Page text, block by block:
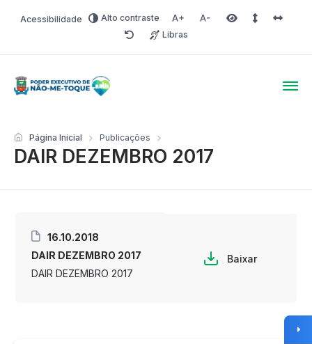
Acessibilidade Alto contraste Aumentar fonte
Diminuir fonteÁrea selecionada
Espaço
RedefinirLibras
DAIR DEZEMBRO 2017
Página Inicial Publicações
16.10.2018
DAIR DEZEMBRO 2017
DAIR DEZEMBRO 2017
Baixar